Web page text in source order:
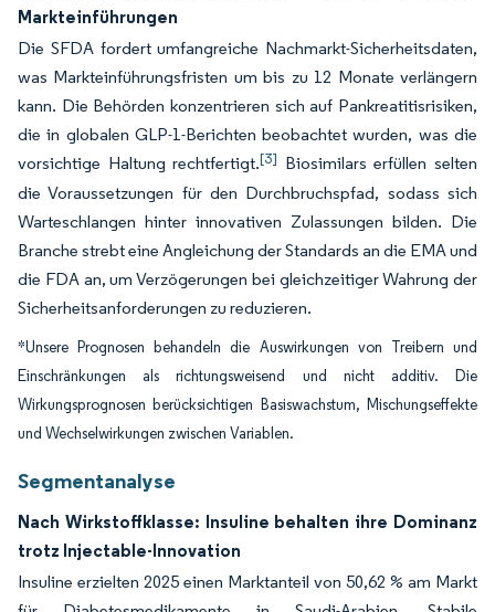
Markteinführungen
Die SFDA fordert umfangreiche Nachmarkt-Sicherheitsdaten,
was Markteinführungsfristen um bis zu 12 Monate verlängern
kann. Die Behörden konzentrieren sich auf Pankreatitisrisiken,
die in globalen GLP-1-Berichten beobachtet wurden, was die
vorsichtige Haltung rechtfertigt.[3] Biosimilars erfüllen selten
die Voraussetzungen für den Durchbruchspfad, sodass sich
Warteschlangen hinter innovativen Zulassungen bilden. Die
Branche strebt eine Angleichung der Standards an die EMA und
die FDA an, um Verzögerungen bei gleichzeitiger Wahrung der
Sicherheitsanforderungen zu reduzieren.
*Unsere Prognosen behandeln die Auswirkungen von Treibern und
Einschränkungen als richtungsweisend und nicht additiv. Die
Wirkungsprognosen berücksichtigen Basiswachstum, Mischungseffekte
und Wechselwirkungen zwischen Variablen.
Segmentanalyse
Nach Wirkstoffklasse: Insuline behalten ihre Dominanz
trotz Injectable-Innovation
Insuline erzielten 2025 einen Marktanteil von 50,62 % am Markt